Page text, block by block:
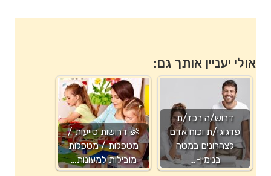
אולי יעניין אותך גם:
דרוש/ה רכז/ת
פדגוגי/ת וכוח אדם
לצהרונים במטה
בנימין-…
👶 דרושות סייעות /
מטפלות / מטפלות
מובילות למעונות…